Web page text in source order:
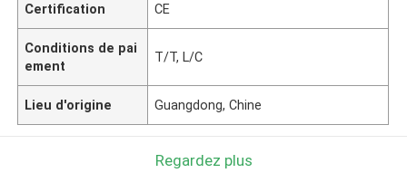
Certification CE
Conditions de pai
ement
T/T, L/C
Lieu d'origine Guangdong, Chine
Regardez plus